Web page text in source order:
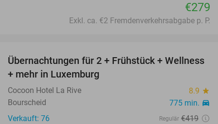
€279
Exkl. ca. €2 Fremdenverkehrsabgabe p. P.
33%
Übernachtungen für 2 + Frühstück + Wellness
+ mehr in Luxemburg
Cocoon Hotel La Rive 8.9 star
Bourscheid 775 min. directions_car
Verkauft: 76 Regulär €419